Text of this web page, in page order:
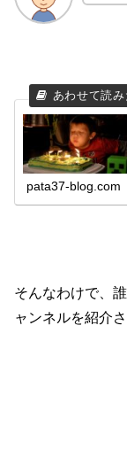
pata37-blog.com
そんなわけで、
ャンネルを紹介